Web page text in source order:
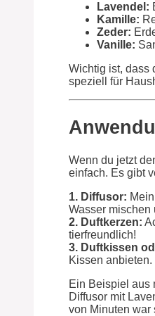
Lavendel:
Kamille:
Zeder:
Vanille:
Wichtig ist, dass
speziell für
Wenn du jetzt
einfach. Es gibt
1. Diffusor:
Wasser mischen
2. Duftkerzen:
tierfreundlich!
3. Duftkissen
Kissen anbieten.
Ein Beispiel aus
Diffusor mit
von Minuten war